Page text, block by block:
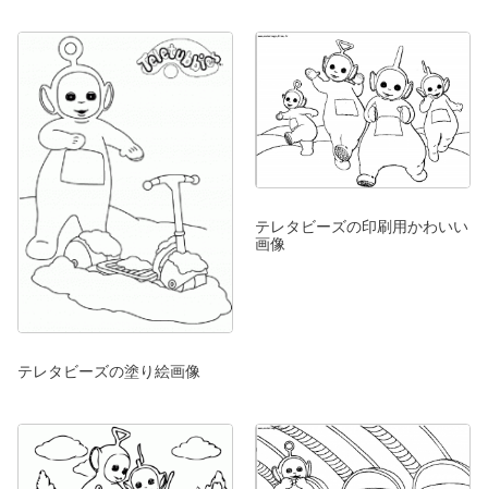
テレタビーズの塗り絵画像
テレタビーズの印刷用かわいい
画像